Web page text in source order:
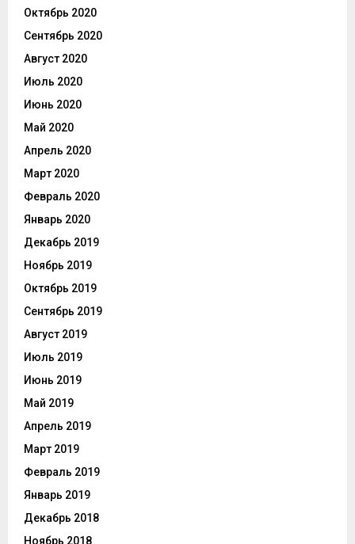
Октябрь 2020
Сентябрь 2020
Август 2020
Июль 2020
Июнь 2020
Май 2020
Апрель 2020
Март 2020
Февраль 2020
Январь 2020
Декабрь 2019
Ноябрь 2019
Октябрь 2019
Сентябрь 2019
Август 2019
Июль 2019
Июнь 2019
Май 2019
Апрель 2019
Март 2019
Февраль 2019
Январь 2019
Декабрь 2018
Ноябрь 2018